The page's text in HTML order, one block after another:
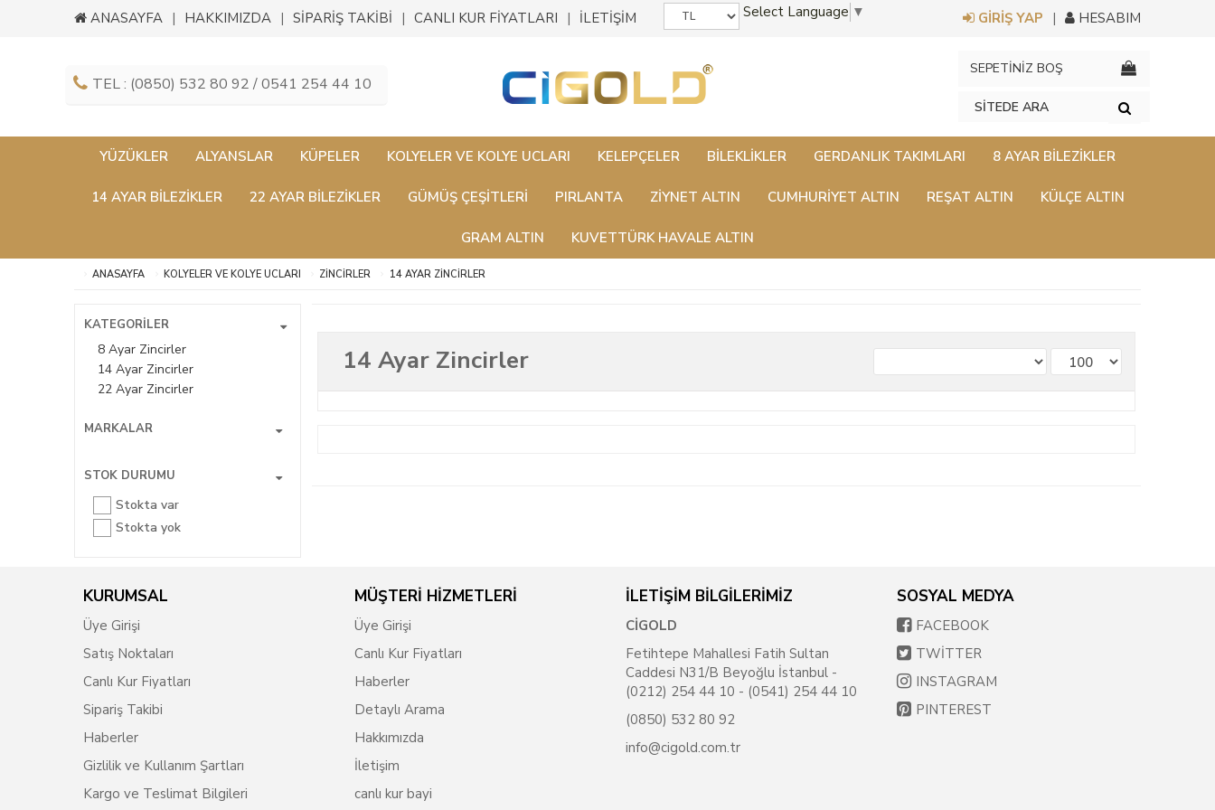
ANASAYFA HAKKIMIZDA SİPARİŞ TAKİBİ CANLI KUR FİYATLARI İLETİŞİM Select Language ▼ GİRİŞ YAP HESABIM
TEL : (0850) 532 80 92 / 0541 254 44 10
SEPETİNİZ BOŞ
YÜZÜKLER ALYANSLAR KÜPELER KOLYELER VE KOLYE UCLARI KELEPÇELER BILEKLIKLER GERDANLIK TAKIMLARI 8 AYAR BILEZIKLER
14 AYAR BILEZIKLER 22 AYAR BILEZIKLER GÜMÜŞ ÇEŞITLERI PIRLANTA ZİYNET ALTIN CUMHURİYET ALTIN REŞAT ALTIN KÜLÇE ALTIN
GRAM ALTIN KUVETTÜRK HAVALE ALTIN
ANASAYFA KOLYELER VE KOLYE UCLARI ZINCIRLER 14 AYAR ZINCIRLER
KATEGORİLER
8 Ayar Zincirler
14 Ayar Zincirler
22 Ayar Zincirler
MARKALAR
STOK DURUMU
Stokta var
Stokta yok
14 Ayar Zincirler
KURUMSAL
Üye Girişi
Satış Noktaları
Canlı Kur Fiyatları
Sipariş Takibi
Haberler
Gizlilik ve Kullanım Şartları
Kargo ve Teslimat Bilgileri
MÜŞTERİ HİZMETLERİ
Üye Girişi
Canlı Kur Fiyatları
Haberler
Detaylı Arama
Hakkımızda
İletişim
canlı kur bayi
İLETİŞİM BİLGİLERİMİZ
CİGOLD
Fetihtepe Mahallesi Fatih Sultan
Caddesi N31/B Beyoğlu İstanbul -
(0212) 254 44 10 - (0541) 254 44 10
(0850) 532 80 92
info@cigold.com.tr
SOSYAL MEDYA
FACEBOOK
TWİTTER
INSTAGRAM
PINTEREST